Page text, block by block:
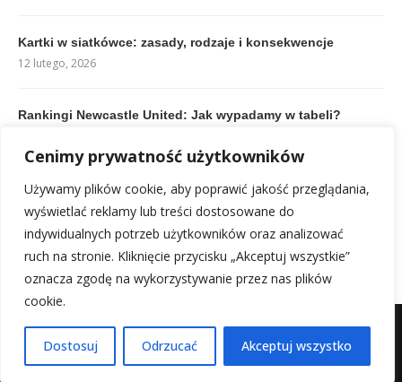
Cenimy prywatność użytkowników
Używamy plików cookie, aby poprawić jakość przeglądania,
wyświetlać reklamy lub treści dostosowane do
indywidualnych potrzeb użytkowników oraz analizować
ruch na stronie. Kliknięcie przycisku „Akceptuj wszystkie”
oznacza zgodę na wykorzystywanie przez nas plików
cookie.
Dostosuj Odrzucać Akceptuj wszystko
Kartki w siatkówce: zasady, rodzaje i konsekwencje
12 lutego, 2026
Rankingi Newcastle United: Jak wypadamy w tabeli?
Kierunkowy 23: Uwaga na oszustów! Ciechanowa, nie
oddzwaniaj.
18 lutego, 2026
Mapa witryny Kontakt z nami